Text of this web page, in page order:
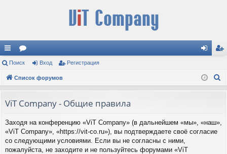
с
ы
и
ор
ум д ис
ия
Поиск Вход Регистрация
Список форумов
ViT Company - Общие правила
Заходя на конференцию «ViT Company» (в дальнейшем «мы», «наш»,
«ViT Company», «https://vit-co.ru»), вы подтверждаете своё согласие
со следующими условиями. Если вы не согласны с ними,
пожалуйста, не заходите и не пользуйтесь форумами «ViT